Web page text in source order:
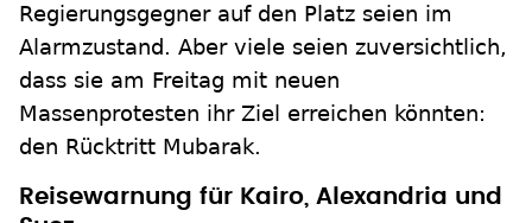
Regierungsgegner auf den Platz seien im
Alarmzustand. Aber viele seien zuversichtlich,
dass sie am Freitag mit neuen
Massenprotesten ihr Ziel erreichen könnten:
den Rücktritt Mubarak.
Reisewarnung für Kairo, Alexandria und